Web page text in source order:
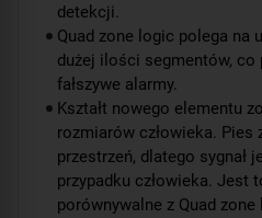
detekcji.
Quad zone logic polega na
dużej ilości segmentów, co
fałszywe alarmy.
Kształt nowego elementu
rozmiarów człowieka. Pies
przestrzeń, dlatego sygnał
przypadku człowieka. Jest
porównywalne z Quad zone